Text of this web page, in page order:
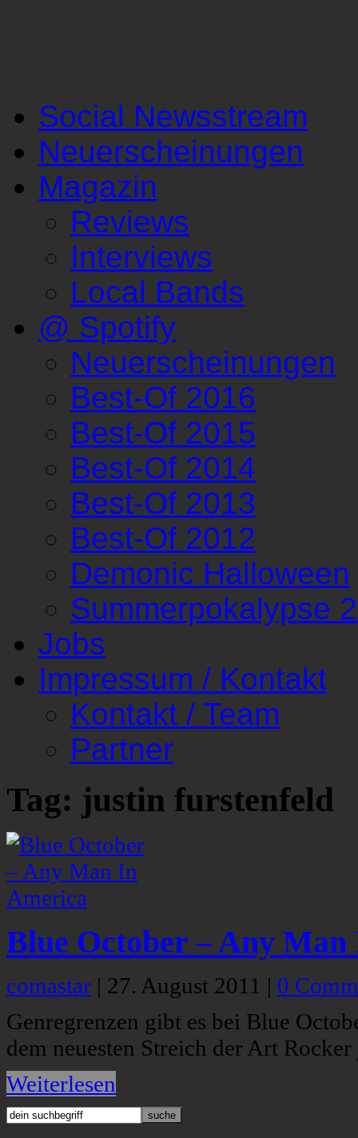
Social Newsstream
Neuerscheinungen
Magazin
Reviews
Interviews
Local Bands
@ Spotify
Neuerscheinungen
Best-Of 2016
Best-Of 2015
Best-Of 2014
Best-Of 2013
Best-Of 2012
Demonic Halloween
Summerpokalypse
Jobs
Impressum / Kontakt
Kontakt / Team
Partner
Tag: justin furstenfeld
Blue October – Any
comastar | 27. August 2011 | 0
Genregrenzen gibt es bei Blue
dem neuesten Streich der Art
Weiterlesen